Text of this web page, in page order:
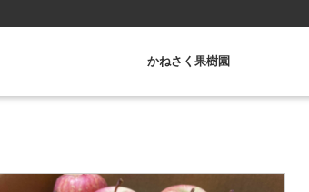
かねさく果樹園